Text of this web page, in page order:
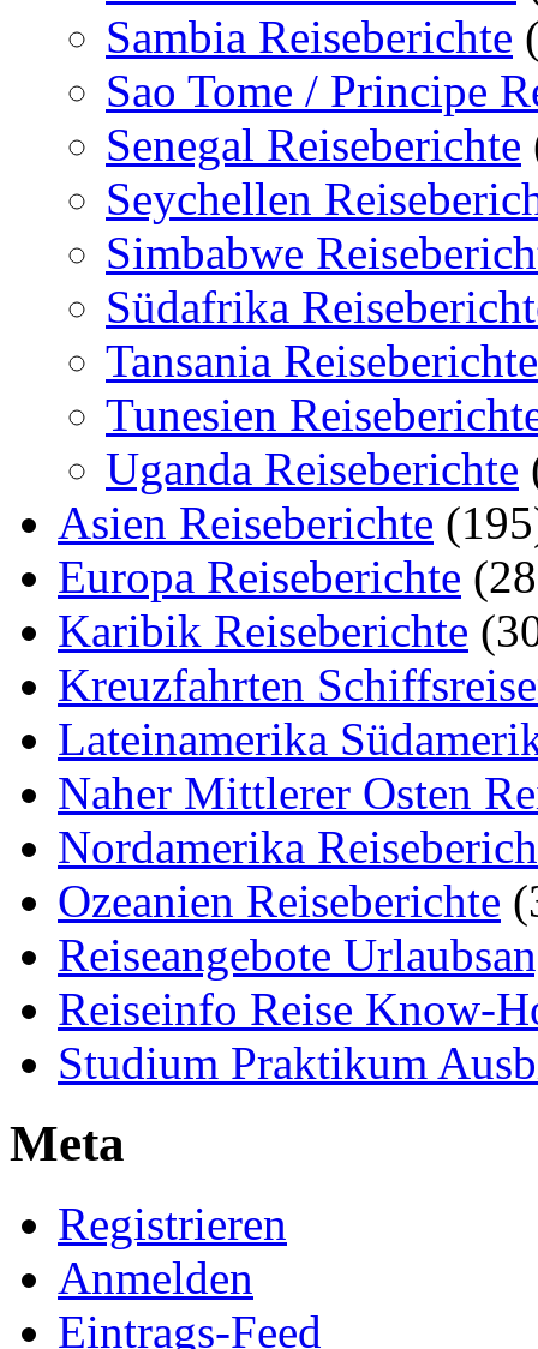
Sambia Reiseberichte
Sao Tome / Principe
Senegal Reiseberichte
Seychellen
Simbabwe
Südafrika
Tansania Reiseberichte
Tunesien
Uganda Reiseberichte
Asien Reiseberichte
Europa Reiseberichte
Karibik Reiseberichte
Kreuzfahrten
Lateinamerika
Naher Mittlerer Osten
Nordamerika
Ozeanien Reiseberichte
Reiseangebote
Reiseinfo Reise Know-
Studium Praktikum
Meta
Registrieren
Anmelden
Eintrags-Feed